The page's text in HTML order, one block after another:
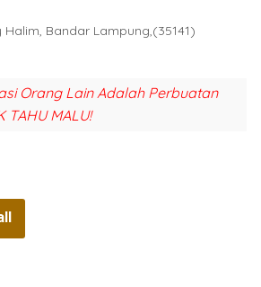
Bandar Lampung,(35141)
Orang Lain Adalah Perbuatan
TAHU MALU!